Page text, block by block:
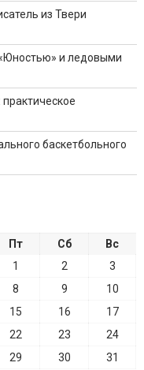
из Твери
и ледовыми
баскетбольного
Пт Сб
Вс
1
2
3
8 9
10
15 16
17
22 23
24
29 30
31